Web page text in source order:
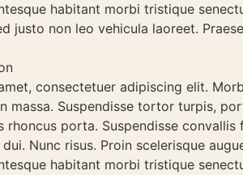
habitant morbi tristique
justo non leo vehicula laoreet.
consectetuer adipiscing elit.
massa. Suspendisse tortor turpis,
rhoncus porta. Suspendisse
Nunc risus. Proin scelerisque
habitant morbi tristique